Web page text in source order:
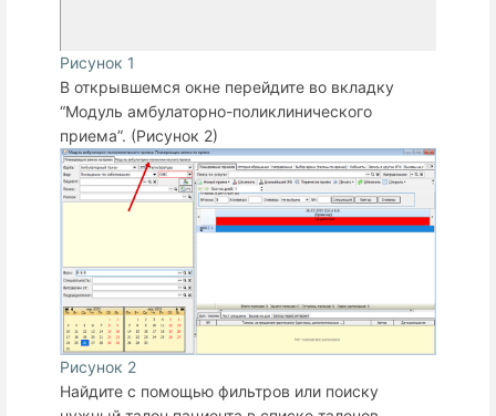
Рисунок 1
В открывшемся окне перейдите во вкладку
“Модуль амбулаторно-поликлинического
приема”. (Рисунок 2)
Рисунок 2
Найдите с помощью фильтров или поиску